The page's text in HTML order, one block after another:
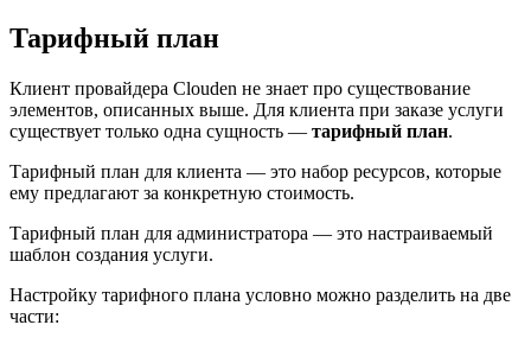
Тарифный план
Клиент провайдера Clouden не знает про существование
элементов, описанных выше. Для клиента при заказе услуги
существует только одна сущность — тарифный план.
Тарифный план для клиента — это набор ресурсов, которые
ему предлагают за конкретную стоимость.
Тарифный план для администратора — это настраиваемый
шаблон создания услуги.
Настройку тарифного плана условно можно разделить на две
части: